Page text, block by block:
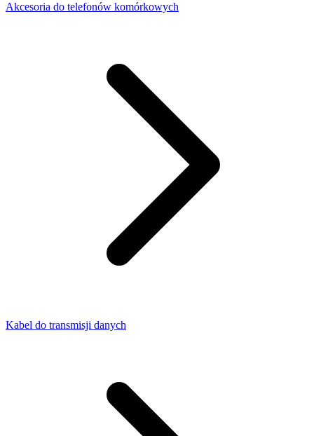
Akcesoria do telefonów komórkowych
Kabel do transmisji danych